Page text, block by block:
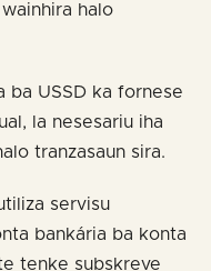
halo
ba USSD ka fornese
la nesesariu iha
tranzasaun sira.
servisu
bankária ba konta
tenke subskreve